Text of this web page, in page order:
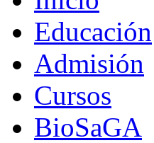
Educación
Admisión
Cursos
BioSaGA